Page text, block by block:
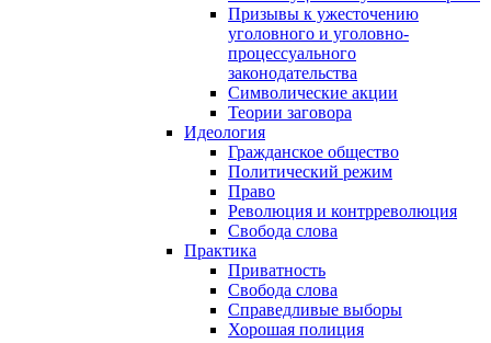
Призывы к ужесточению
уголовного и уголовно-
процессуального
законодательства
Символические акции
Теории заговора
Идеология
Гражданское общество
Политический режим
Право
Революция и контрреволюция
Свобода слова
Практика
Приватность
Свобода слова
Справедливые выборы
Хорошая полиция